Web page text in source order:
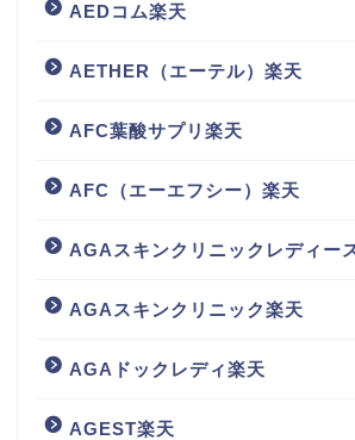
AEDコム楽天
AETHER（エーテル）楽天
AFC葉酸サプリ楽天
AFC（エーエフシー）楽天
AGAスキンクリニックレディー
AGAスキンクリニック楽天
AGAドックレディ楽天
AGEST楽天